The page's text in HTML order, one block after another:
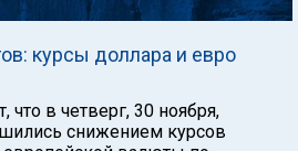
курсы доллара и евро
что в четверг, 30 ноября,
снижением курсов